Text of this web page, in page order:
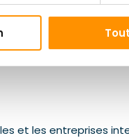
et les entreprises